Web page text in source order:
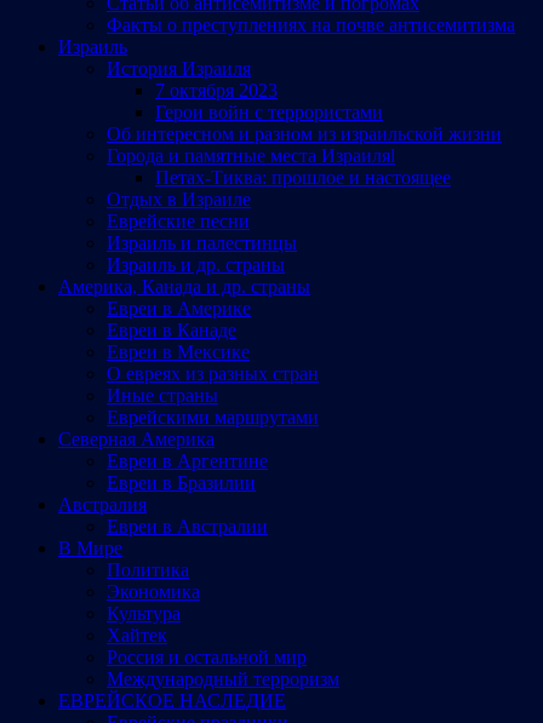
Факты о преступлениях на почве антисемитизма
Израиль
История Израиля
7 октября 2023
Герои войн с террористами
Об интересном и разном из израильской жизни
Города и памятные места Израиляl
Петах-Тиква: прошлое и настоящее
Отдых в Израиле
Еврейские песни
Израиль и палестинцы
Израиль и др. страны
Америка, Канада и др. страны
Евреи в Америке
Евреи в Канаде
Евреи в Мексике
О евреях из разных стран
Иные страны
Еврейскими маршрутами
Северная Америка
Евреи в Аргентине
Евреи в Бразилии
Австралия
Евреи в Австралии
В Мире
Политика
Экономика
Культура
Хайтек
Россия и остальной мир
Международный терроризм
ЕВРЕЙСКОЕ НАСЛЕДИЕ